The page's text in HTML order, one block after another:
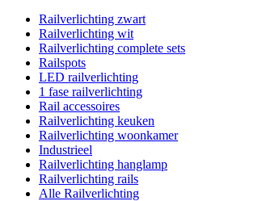
Railverlichting zwart
Railverlichting wit
Railverlichting complete sets
Railspots
LED railverlichting
1 fase railverlichting
Rail accessoires
Railverlichting keuken
Railverlichting woonkamer
Industrieel
Railverlichting hanglamp
Railverlichting rails
Alle Railverlichting